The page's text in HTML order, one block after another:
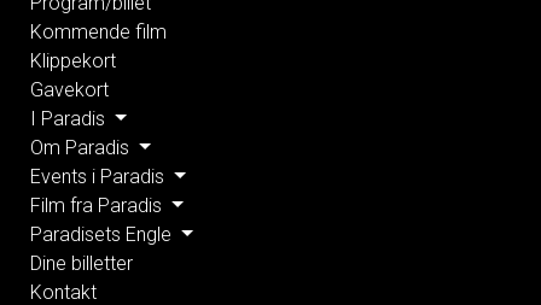
Kommende film
Klippekort
Gavekort
I Paradis
Om Paradis
Events i Paradis
Film fra Paradis
Paradisets Engle
Dine billetter
Kontakt